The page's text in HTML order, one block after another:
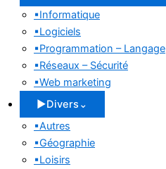
▪Informatique
▪Logiciels
▪Programmation – Langage
▪Réseaux – Sécurité
▪Web marketing
▶Divers ⌄
▪Autres
▪Géographie
▪Loisirs